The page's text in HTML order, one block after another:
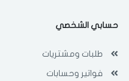
حسابي الشخصي
طلبات ومشتريات
فواتير وحسابات